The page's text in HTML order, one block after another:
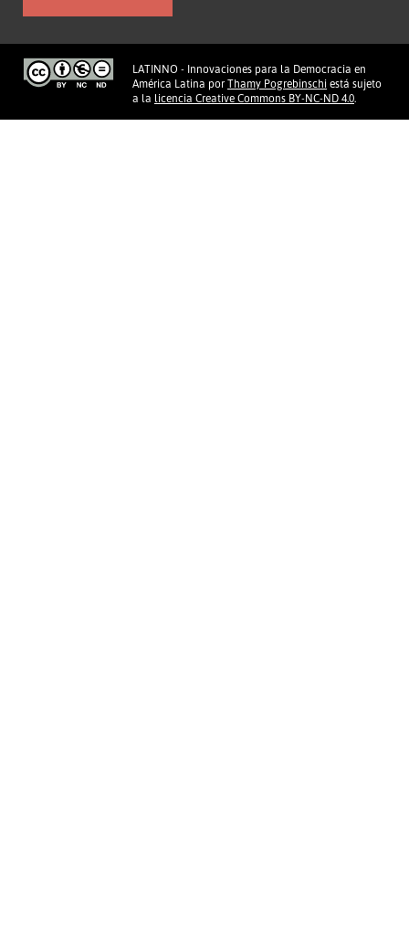
LATINNO - Innovaciones para la Democracia en
América Latina por Thamy Pogrebinschi está sujeto
a la licencia Creative Commons BY-NC-ND 4.0.